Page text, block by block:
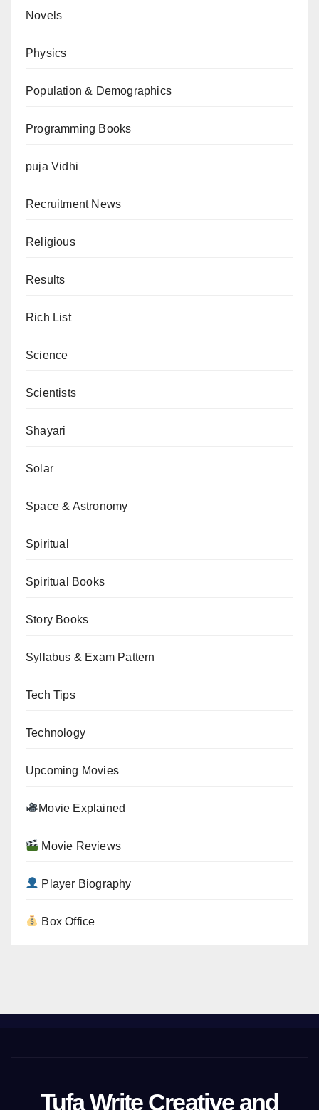
Novels
Physics
Population & Demographics
Programming Books
puja Vidhi
Recruitment News
Religious
Results
Rich List
Science
Scientists
Shayari
Solar
Space & Astronomy
Spiritual
Spiritual Books
Story Books
Syllabus & Exam Pattern
Tech Tips
Technology
Upcoming Movies
Movie Explained
Movie Reviews
Player Biography
Box Office
Tufa Write Creative and